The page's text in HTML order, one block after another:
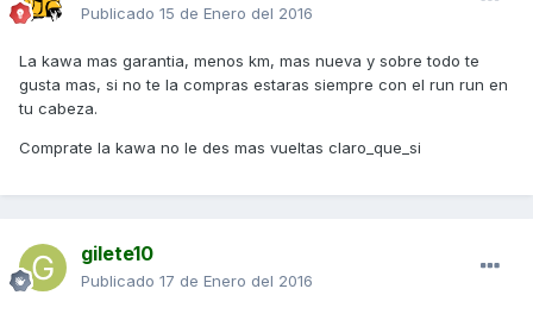
Publicado 15 de Enero del 2016
La kawa mas garantia, menos km, mas nueva y sobre todo te
gusta mas, si no te la compras estaras siempre con el run run en
tu cabeza.
Comprate la kawa no le des mas vueltas claro_que_si
gilete10
Publicado 17 de Enero del 2016